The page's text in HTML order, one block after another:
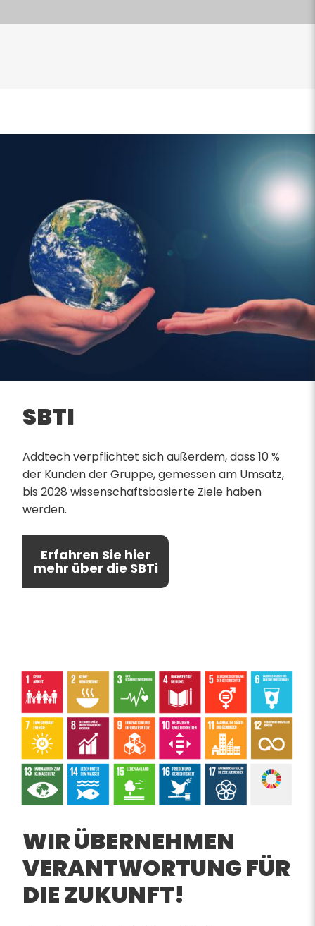
SBTI
Addtech verpflichtet sich außerdem, dass 10 %
der Kunden der Gruppe, gemessen am Umsatz,
bis 2028 wissenschaftsbasierte Ziele haben
werden.
Erfahren Sie hier
mehr über die SBTi
WIR ÜBERNEHMEN
VERANTWORTUNG FÜR
DIE ZUKUNFT!